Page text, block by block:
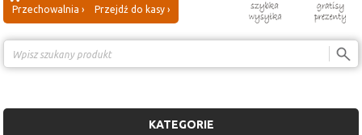
Przechowalnia › Przejdź do kasy ›
KATEGORIE